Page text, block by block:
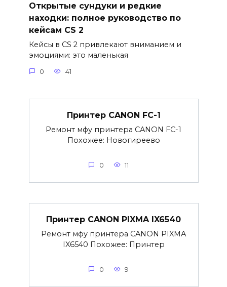
Открытые сундуки и редкие
находки: полное руководство по
кейсам CS 2
Кейсы в CS 2 привлекают вниманием и
эмоциями: это маленькая
0 41
Принтер CANON FC-1
Ремонт мфу принтера CANON FC-1
Похожее: Новогиреево
0 11
Принтер CANON PIXMA IX6540
Ремонт мфу принтера CANON PIXMA
IX6540 Похожее: Принтер
0 9